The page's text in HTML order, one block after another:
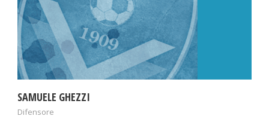
SAMUELE GHEZZI
Difensore